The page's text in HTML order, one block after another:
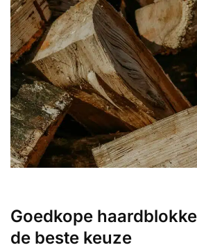
Goedkope
de beste keuze